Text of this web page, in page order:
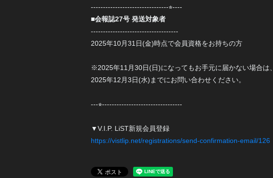
--------------------------------⭐︎----
■会報誌27号 発送対象者
------------------------------------
2025年10月31日(金)時点で会員資格をお持ちの方
※2025年11月30日(日)になってもお手元に届かない場合は、
2025年12月3日(水)までにお問い合わせください。
---⭐︎---------------------------------
▼V.I.P. LiST新規会員登録
https://vistlip.net/registrations/send-confirmation-email/126